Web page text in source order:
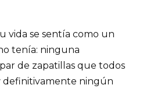
vida se sentía como un
tenía: ninguna
de zapatillas que todos
definitivamente ningún